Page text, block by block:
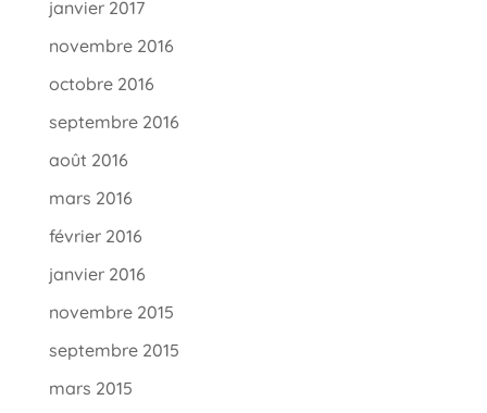
janvier 2017
novembre 2016
octobre 2016
septembre 2016
août 2016
mars 2016
février 2016
janvier 2016
novembre 2015
septembre 2015
mars 2015